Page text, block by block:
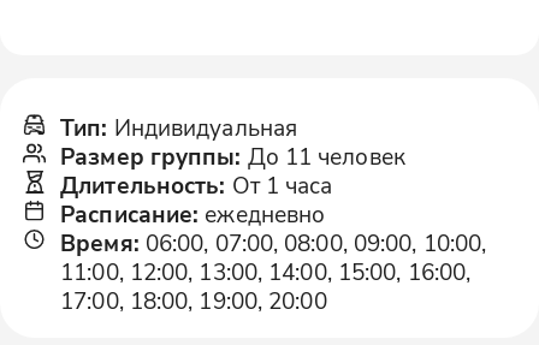
Тип: Индивидуальная
Размер группы: До 11 человек
Длительность: От 1 часа
Расписание: ежедневно
Время: 06:00, 07:00, 08:00, 09:00, 10:00,
11:00, 12:00, 13:00, 14:00, 15:00, 16:00,
17:00, 18:00, 19:00, 20:00